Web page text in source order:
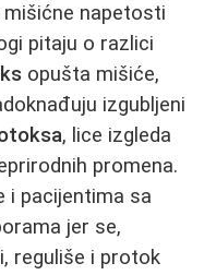
napetosti
pitaju o razlici
opušta mišiće,
izgubljeni
, lice izgleda
promena.
i pacijentima sa
jer se,
reguliše i protok